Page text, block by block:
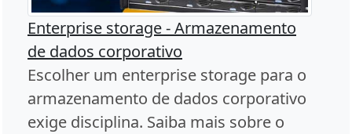
Enterprise storage - Armazenamento
de dados corporativo
Escolher um enterprise storage para o
armazenamento de dados corporativo
exige disciplina. Saiba mais sobre o